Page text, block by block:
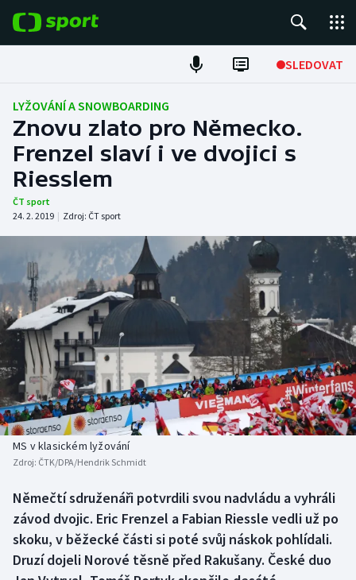
SLEDOVAT
Fotbal
Hokej
Tenis
Atletika
DALŠÍ SPORTY
Americký fotbal
Baseball a softbal
Basketbal
Biatlon
Box
Curling
NEPŘEHLÉDNĚTE
Soutěže
Historické návraty
Aplikace ČT sport
LYŽOVÁNÍ A SNOWBOARDING
Znovu zlato pro Německo.
Frenzel slaví i ve dvojici s
Riesslem
ČT sport
24. 2. 2019 | Zdroj: ČT sport
MS v klasickém lyžování
Zdroj: ČTK/DPA/Hendrik Schmidt
Němečtí sdruženáři potvrdili svou nadvládu a vyhráli
závod dvojic. Eric Frenzel a Fabian Riessle vedli už po
skoku, v běžecké části si poté svůj náskok pohlídali.
Druzí dojeli Norové těsně před Rakušany. České duo